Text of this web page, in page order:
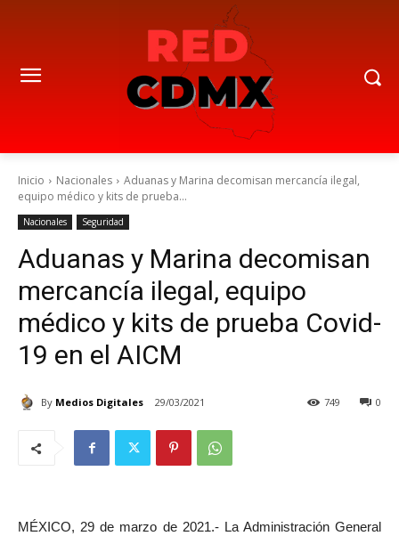
Inicio Nacionales
Aduanas y Marina decomisan mercancía ilegal,
equipo médico y kits de prueba...
Nacionales Seguridad
Aduanas y Marina decomisan
mercancía ilegal, equipo
médico y kits de prueba Covid-
19 en el AICM
By Medios Digitales 29/03/2021 0
749
MÉXICO, 29 de marzo de 2021.- La Administración General